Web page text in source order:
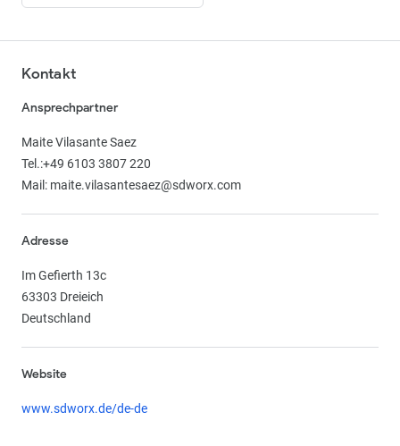
Kontakt
Ansprechpartner
Maite Vilasante Saez
Tel.:+49 6103 3807 220
Mail: maite.vilasantesaez@sdworx.com
Adresse
Im Gefierth 13c
63303 Dreieich
Deutschland
Website
www.sdworx.de/de-de